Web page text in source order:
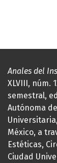
Anales del
XLVIII, núm.
semestral,
Autónoma
México, a
Estéticas,
Ciudad